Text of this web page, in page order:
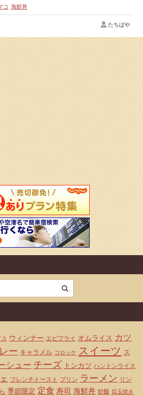
コ 海鮮丼
たちばや
ス ウィンナー エビフライ オムライス カツ
ー キャラメル コロッケ スイーツ ス
シュー チーズ トンカツ ハントンライス
フレンチトースト プリン ラーメン リン
季節限定 定食 寿司 海鮮丼 炒飯 目玉焼き